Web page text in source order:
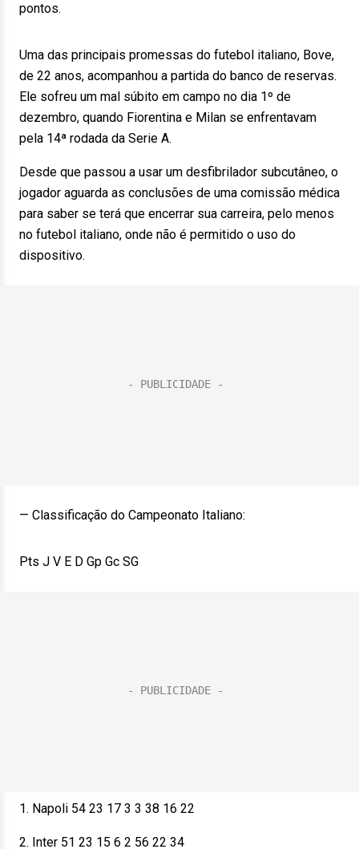
pontos.
Uma das principais promessas do futebol italiano, Bove,
de 22 anos, acompanhou a partida do banco de reservas.
Ele sofreu um mal súbito em campo no dia 1º de
dezembro, quando Fiorentina e Milan se enfrentavam
pela 14ª rodada da Serie A.
Desde que passou a usar um desfibrilador subcutâneo, o
jogador aguarda as conclusões de uma comissão médica
para saber se terá que encerrar sua carreira, pelo menos
no futebol italiano, onde não é permitido o uso do
dispositivo.
— Classificação do Campeonato Italiano:
Pts J V E D Gp Gc SG
1. Napoli 54 23 17 3 3 38 16 22
2. Inter 51 23 15 6 2 56 22 34